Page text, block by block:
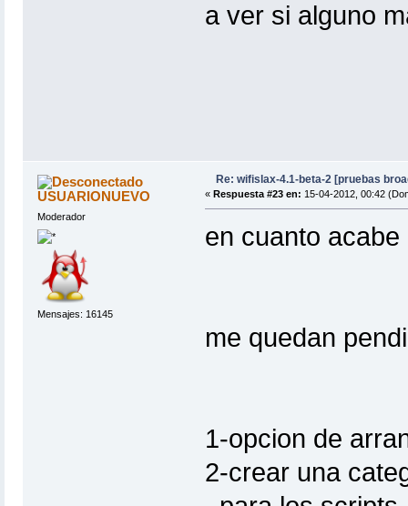
a ver si alguno
USUARIONUEVO
Moderador
Mensajes: 16145
Re: wifislax-4.1-beta-2 [pruebas
« Respuesta #23 en: 15-04-2012, 00:42
en cuanto
me quedan
1-opcion de
2-crear una